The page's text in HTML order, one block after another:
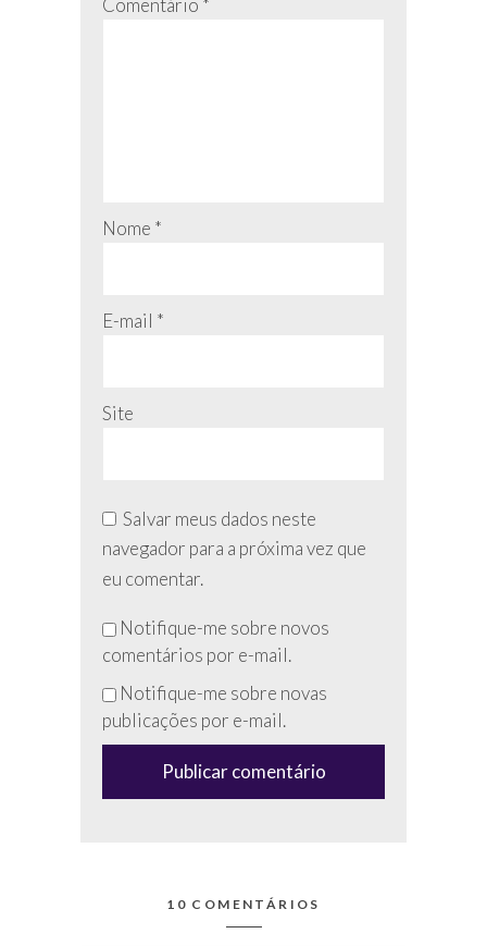
Comentário *
Nome *
E-mail *
Site
Salvar meus dados neste
navegador para a próxima vez que
eu comentar.
Não
preencha
esse
campo
(anti-
Notifique-me sobre novos
comentários por e-mail.
Notifique-me sobre novas
publicações por e-mail.
10 COMENTÁRIOS